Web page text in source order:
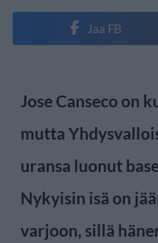
Jaa FB
Jose Canseco on
mutta
uransa luonut
Nykyisin isä on
varjoon, sillä